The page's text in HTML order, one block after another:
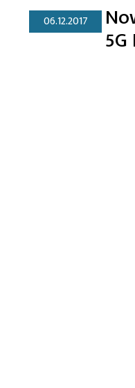
06.12.2017